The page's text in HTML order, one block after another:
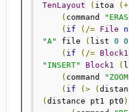
TenLayout
( itoa (+
( command
( if (/= File
"A"
file ( list 0 0
( if (/= Block1
"INSERT"
Block1 (
( command
( if (> (
(distance pt1 pt0